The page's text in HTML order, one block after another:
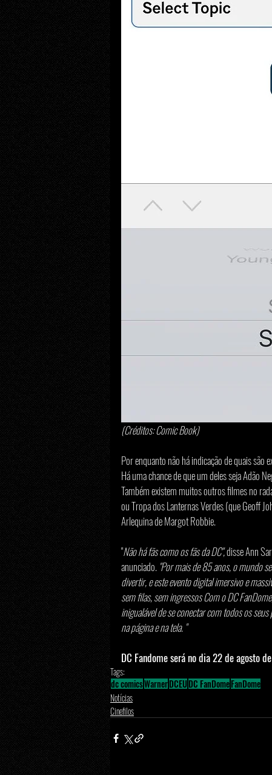
(Créditos: Comic Book)
Por enquanto não há indicação de quais são
Há uma chance de que um deles seja Adão
Também existem muitos outros filmes no
ou Tropa dos Lanternas Verdes (que Geoff
Arlequina de Margot Robbie.
"Não há fãs como os fãs da DC", disse Ann
anunciado. "Por mais de 85 anos, o mundo
divertir, e este evento digital imersivo e
sem filas, sem ingressos Com o DC
inigualável de se conectar com todos os
na página e na tela. "
DC Fandome será no dia 22 de agosto
Tags:
dc comicsWarnerDCEUDC FanDomeFanDome
Notícias
Cinefilos